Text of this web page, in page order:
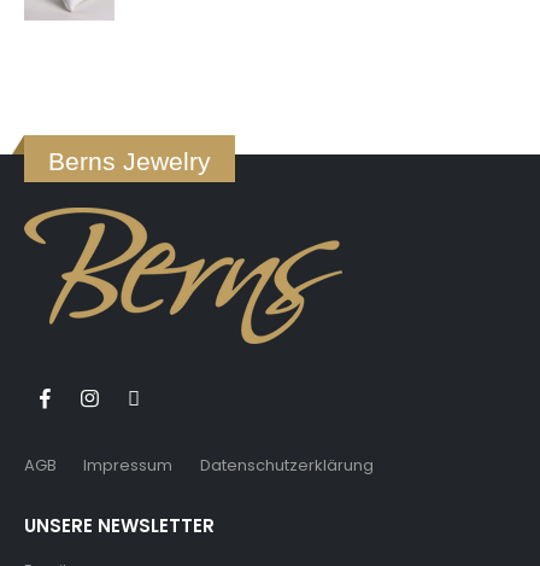
Berns Jewelry
AGB Impressum Datenschutzerklärung
UNSERE NEWSLETTER